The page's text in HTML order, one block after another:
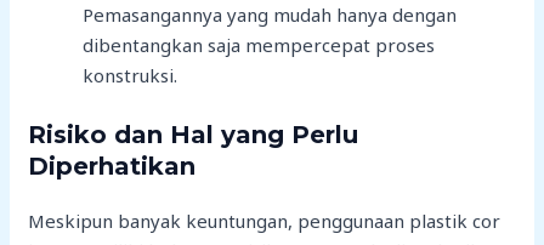
Pemasangannya yang mudah hanya dengan
dibentangkan saja mempercepat proses
konstruksi.
Risiko dan Hal yang Perlu
Diperhatikan
Meskipun banyak keuntungan, penggunaan plastik cor